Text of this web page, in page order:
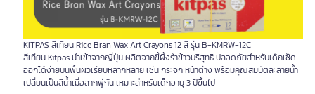
KITPAS สีเทียน Rice Bran Wax Art Crayons 12 สี รุ่น B-KMRW-12C
สีเทียน Kitpas นำเข้าจากญี่ปุ่น ผลิตจากขี้ผึ้งรำข้าวบริสุทธิ์ ปลอดภัยสำหรับเด็กเช็ด
ออกได้ง่ายบนพื้นผิวเรียบหลากหลาย เช่น กระจก หน้าต่าง พร้อมคุณสมบัติละลายน้ำ
เปลี่ยนเป็นสีน้ำเมื่อลากพู่กัน เหมาะสำหรับเด็กอายุ 3 ปีขึ้นไป